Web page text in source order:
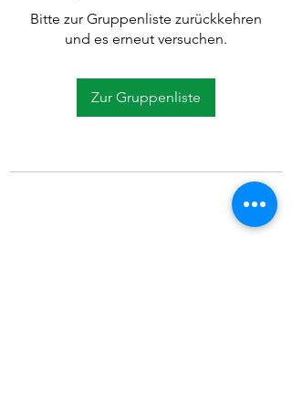
Bitte zur Gruppenliste zurückkehren
und es erneut versuchen.
Zur Gruppenliste